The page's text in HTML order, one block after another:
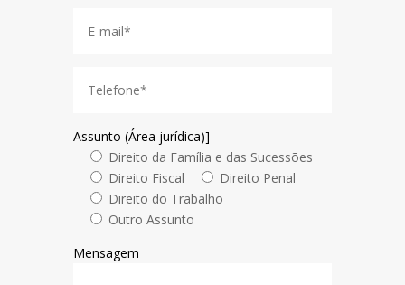
Assunto (Área jurídica)]
Direito da Família e das Sucessões
Direito Fiscal
Direito Penal
Direito do Trabalho
Outro Assunto
Mensagem